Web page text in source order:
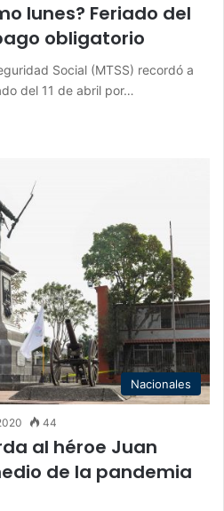
lunes? Feriado del
obligatorio
Social (MTSS) recordó a
del 11 de abril por…
Nacionales
44
al héroe Juan
de la pandemia